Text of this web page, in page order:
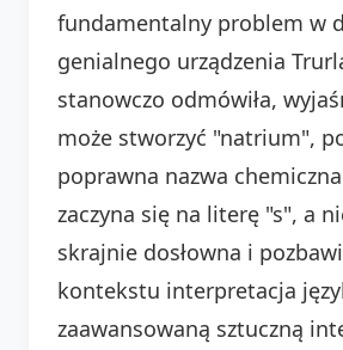
fundamentalny problem w
genialnego urządzenia
stanowczo odmówiła,
może stworzyć "natrium",
poprawna nazwa
zaczyna się na literę "s", a
skrajnie dosłowna i
kontekstu interpretacja
zaawansowaną sztuczną